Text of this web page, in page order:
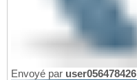
Envoyé par user056478426